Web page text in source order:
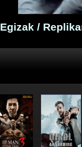
Egizak /